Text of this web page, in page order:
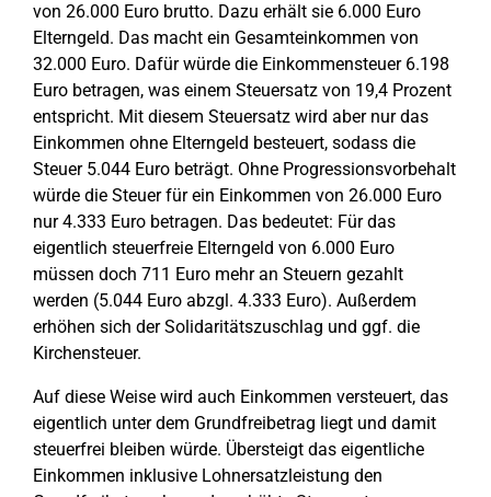
von 26.000 Euro brutto. Dazu erhält sie 6.000 Euro
Elterngeld. Das macht ein Gesamteinkommen von
32.000 Euro. Dafür würde die Einkommensteuer 6.198
Euro betragen, was einem Steuersatz von 19,4 Prozent
entspricht. Mit diesem Steuersatz wird aber nur das
Einkommen ohne Elterngeld besteuert, sodass die
Steuer 5.044 Euro beträgt. Ohne Progressionsvorbehalt
würde die Steuer für ein Einkommen von 26.000 Euro
nur 4.333 Euro betragen. Das bedeutet: Für das
eigentlich steuerfreie Elterngeld von 6.000 Euro
müssen doch 711 Euro mehr an Steuern gezahlt
werden (5.044 Euro abzgl. 4.333 Euro). Außerdem
erhöhen sich der Solidaritätszuschlag und ggf. die
Kirchensteuer.
Auf diese Weise wird auch Einkommen versteuert, das
eigentlich unter dem Grundfreibetrag liegt und damit
steuerfrei bleiben würde. Übersteigt das eigentliche
Einkommen inklusive Lohnersatzleistung den